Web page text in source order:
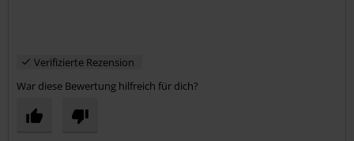
Verifizierte Rezension
War diese Bewertung hilfreich für dich?